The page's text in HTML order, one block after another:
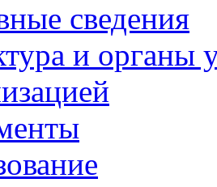
сведения
и органы